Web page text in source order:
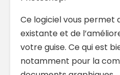
Ce logiciel vous permet
existante et de
votre guise. Ce qui est
notamment pour la